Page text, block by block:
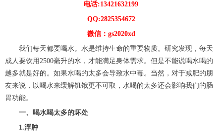
电话:13421632199
QQ:2825354672
微信：gs2020xd
我们每天都要喝水。水是维持生命的重要物质。研究发现，每天
成人要饮用2500毫升的水，才能满足身体需求。但是不能说喝水喝的
越多就是好的。如果水喝的太多会导致水中毒。当然，对于减肥的朋
友来说，以喝水来缓解饥饿更不可取，水喝的太多还会影响我们的肠
胃功能。
一、喝水喝太多的坏处
1.浮肿